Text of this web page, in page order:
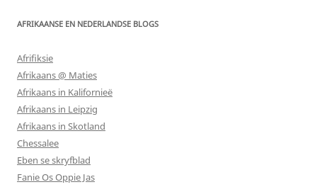
AFRIKAANSE EN NEDERLANDSE BLOGS
Afrifiksie
Afrikaans @ Maties
Afrikaans in Kalifornieë
Afrikaans in Leipzig
Afrikaans in Skotland
Chessalee
Eben se skryfblad
Fanie Os Oppie Jas